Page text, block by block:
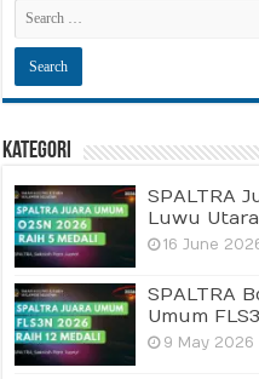
Kategori
SPALTRA
Luwu Utara
16 June
SPALTRA
Umum
9 May 2026